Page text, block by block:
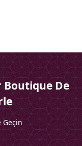
Boutique De
Geçin